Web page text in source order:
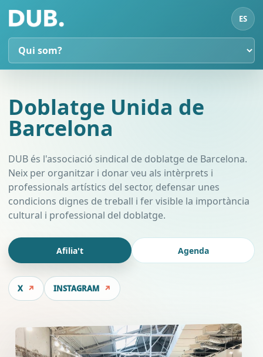
ES
Doblatge Unida de
Barcelona
DUB és l'associació sindical de doblatge de Barcelona.
Neix per organitzar i donar veu als intèrprets i
professionals artístics del sector, defensar unes
condicions dignes de treball i fer visible la importància
cultural i professional del doblatge.
Afilia't Agenda
X INSTAGRAM